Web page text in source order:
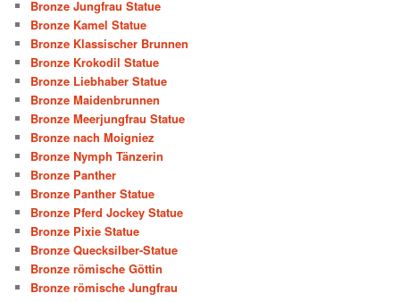
Bronze Jungfrau Statue
Bronze Kamel Statue
Bronze Klassischer Brunnen
Bronze Krokodil Statue
Bronze Liebhaber Statue
Bronze Maidenbrunnen
Bronze Meerjungfrau Statue
Bronze nach Moigniez
Bronze Nymph Tänzerin
Bronze Panther
Bronze Panther Statue
Bronze Pferd Jockey Statue
Bronze Pixie Statue
Bronze Quecksilber-Statue
Bronze römische Göttin
Bronze römische Jungfrau